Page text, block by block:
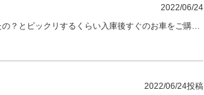
2022/06/24
？とビックリするくらい入庫後すぐのお車をご購入
2022/06/24投稿